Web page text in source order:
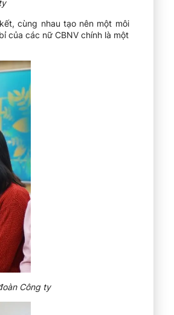
cùng nhau tạo nên một môi
của các nữ CBNV chính là một
Công ty